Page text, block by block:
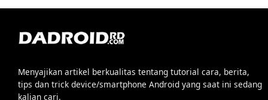
Menyajikan artikel berkualitas tentang tutorial cara, berita,
tips dan trick device/smartphone Android yang saat ini sedang
kalian cari.